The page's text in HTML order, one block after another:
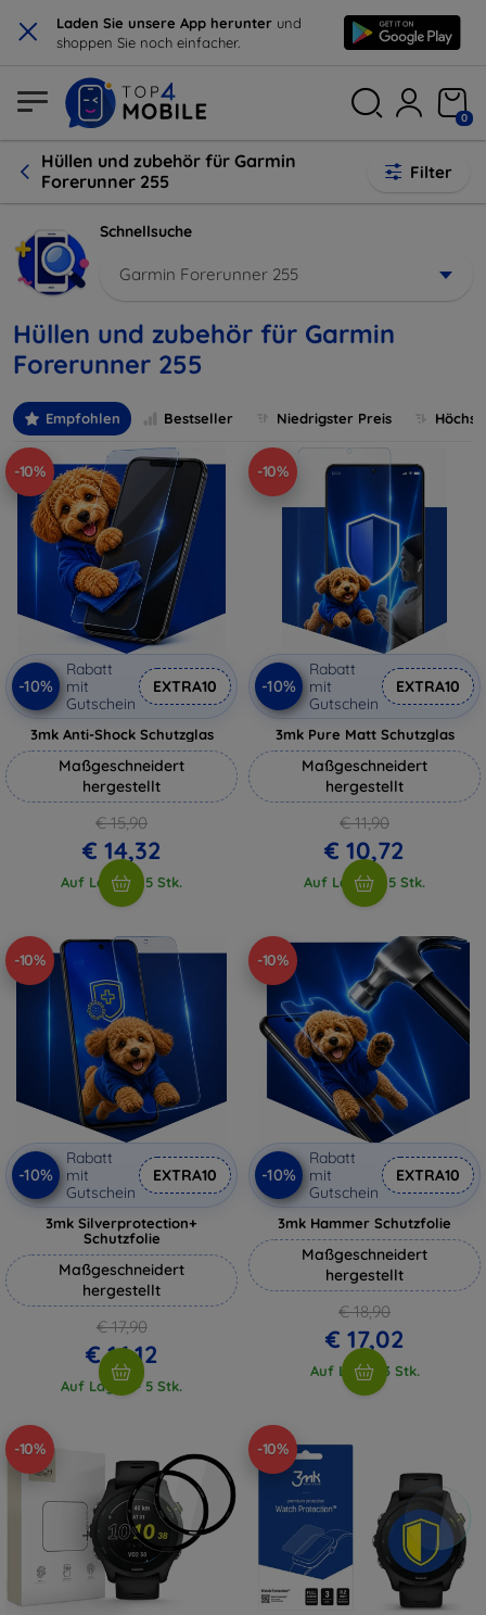
× Laden Sie unsere App herunter und
shoppen Sie noch einfacher.
0
Hüllen und zubehör für Garmin
Forerunner 255
Filter
Schnellsuche
Garmin Forerunner 255
Hüllen und zubehör für Garmin
Forerunner 255
Empfohlen Bestseller Niedrigster Preis
-10%
-10%
Rabatt
mit
Gutschein
EXTRA10
3mk Anti-Shock Schutzglas
Maßgeschneidert
hergestellt
€ 15,90
€ 14,32
Auf Lager > 5 Stk.
-10%
-10%
Rabatt
mit
Gutschein
EXTRA10
3mk Pure Matt Schutzglas
Maßgeschneidert
hergestellt
€ 11,90
€ 10,72
Auf Lager > 5 Stk.
-10%
-10%
Rabatt
mit
Gutschein
EXTRA10
3mk Silverprotection+
Schutzfolie
Maßgeschneidert
hergestellt
€ 17,90
€ 16,12
Auf Lager > 5 Stk.
-10%
-10%
Rabatt
mit
Gutschein
EXTRA10
3mk Hammer Schutzfolie
Maßgeschneidert
hergestellt
€ 18,90
€ 17,02
Auf Lager 3 Stk.
-10% -10%